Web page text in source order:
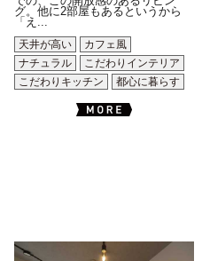
グ。他に2部屋もあるというから
「え...
天井が高い
カフェ風
ナチュラル
こだわりインテリア
こだわりキッチン
都心に暮らす